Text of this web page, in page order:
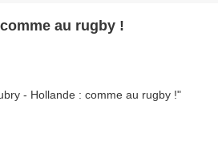
au rugby !